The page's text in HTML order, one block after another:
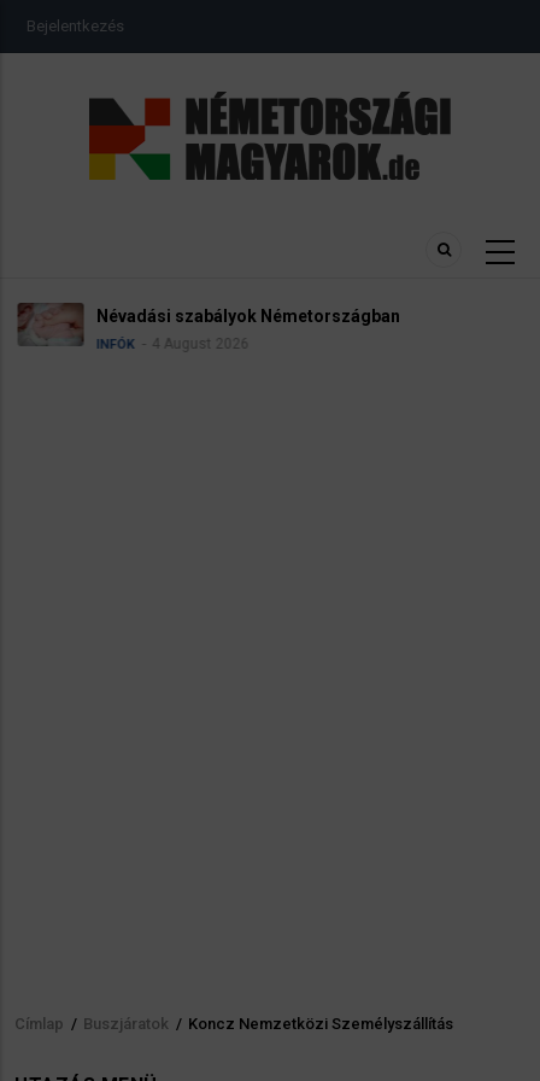
USER
ACCOUNT
Bejelentkezés
Névadási szabályok Németországban
INFÓK 4 August 2026
Morzsa
Címlap / Buszjáratok / Koncz Nemzetközi Személyszállítás